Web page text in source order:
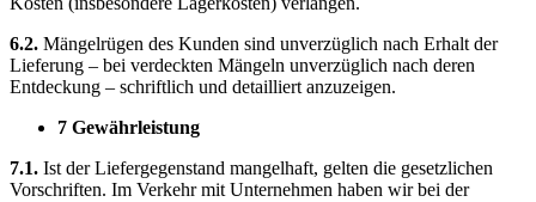
6.2. Mängelrügen des Kunden sind unverzüglich nach Erhalt der
Lieferung – bei verdeckten Mängeln unverzüglich nach deren
Entdeckung – schriftlich und detailliert anzuzeigen.
7 Gewährleistung
7.1. Ist der Liefergegenstand mangelhaft, gelten die gesetzlichen
Vorschriften. Im Verkehr mit Unternehmen haben wir bei der